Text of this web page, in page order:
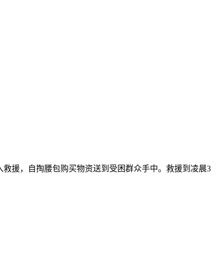
援，自掏腰包购买物资送到受困群众手中。救援到凌晨3